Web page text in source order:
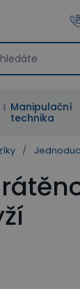
Manipulační
technika
/